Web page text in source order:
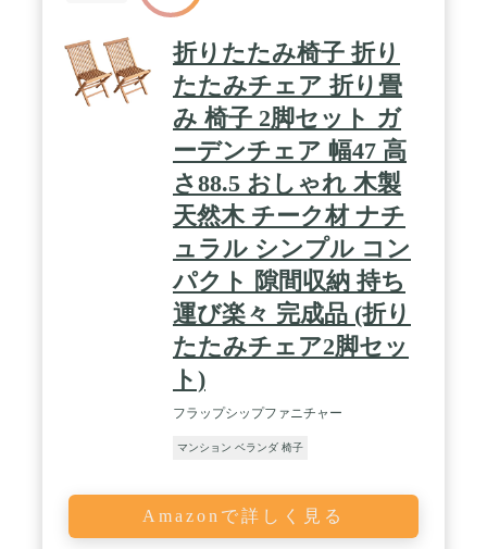
折りたたみ椅子 折り
たたみチェア 折り畳
み 椅子 2脚セット ガ
ーデンチェア 幅47 高
さ88.5 おしゃれ 木製
天然木 チーク材 ナチ
ュラル シンプル コン
パクト 隙間収納 持ち
運び楽々 完成品 (折り
たたみチェア2脚セッ
ト)
フラップシップファニチャー
マンション ベランダ 椅子
Amazonで詳しく見る